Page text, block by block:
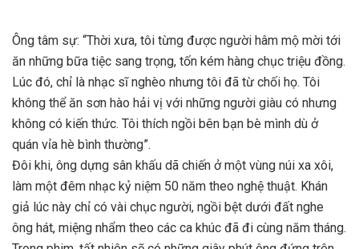
Ông tâm sự: “Thời xưa, tôi từng được người hâm mộ mời tới
ăn những bữa tiệc sang trọng, tốn kém hàng chục triệu đồng.
Lúc đó, chỉ là nhạc sĩ nghèo nhưng tôi đã từ chối họ. Tôi
không thể ăn sơn hào hải vị với những người giàu có nhưng
không có kiến thức. Tôi thích ngồi bên bạn bè mình dù ở
quán vỉa hè bình thường”.
Đôi khi, ông dựng sân khấu dã chiến ở một vùng núi xa xôi,
làm một đêm nhạc kỷ niệm 50 năm theo nghệ thuật. Khán
giả lúc này chỉ có vài chục người, ngồi bệt dưới đất nghe
ông hát, miệng nhẩm theo các ca khúc đã đi cùng năm tháng.